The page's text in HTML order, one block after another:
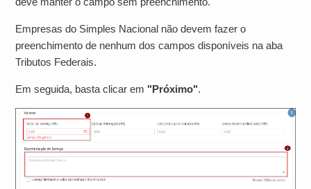
Empresas do Simples Nacional não devem fazer o
preenchimento de nenhum dos campos disponíveis na aba
Tributos Federais.
Em seguida, basta clicar em "Próximo".